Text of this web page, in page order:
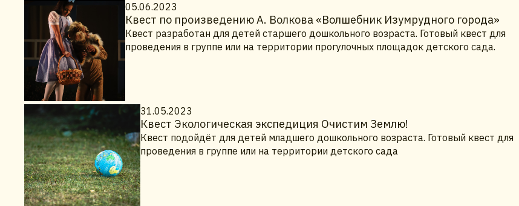
05.06.2023
Квест по произведению А. Волкова «Волшебник Изумрудного города»
Квест разработан для детей старшего дошкольного возраста. Готовый квест для
проведения в группе или на территории прогулочных площадок детского сада.
31.05.2023
Квест Экологическая экспедиция Очистим Землю!
Квест подойдёт для детей младшего дошкольного возраста. Готовый квест для
проведения в группе или на территории детского сада